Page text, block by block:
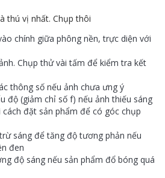
thú vị nhất. Chụp thôi
chính giữa phông nền, trực diện với
Chụp thử vài tấm để kiểm tra kết
thông số nếu ảnh chưa ưng ý
độ (giảm chỉ số f) nếu ảnh thiếu sáng
cách đặt sản phẩm để có góc chụp
sáng để tăng độ tương phản nếu
đen
độ sáng nếu sản phẩm đổ bóng quá